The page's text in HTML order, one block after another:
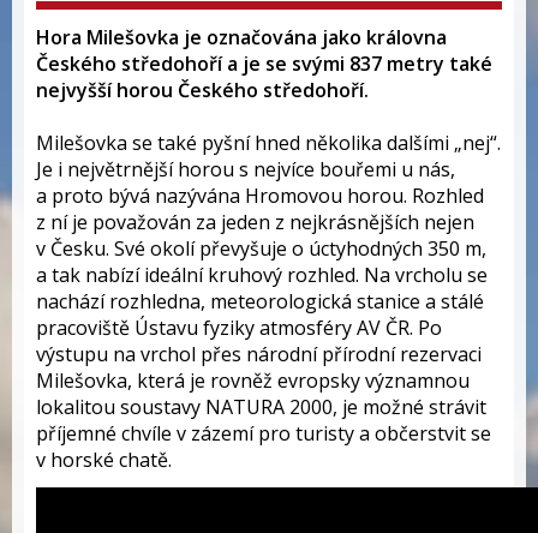
Hora Milešovka je označována jako královna
Českého středohoří a je se svými 837 metry také
nejvyšší horou Českého středohoří.
Milešovka se také pyšní hned několika dalšími „nej“.
Je i největrnější horou s nejvíce bouřemi u nás,
a proto bývá nazývána Hromovou horou. Rozhled
z ní je považován za jeden z nejkrásnějších nejen
v Česku. Své okolí převyšuje o úctyhodných 350 m,
a tak nabízí ideální kruhový rozhled. Na vrcholu se
nachází rozhledna, meteorologická stanice a stálé
pracoviště Ústavu fyziky atmosféry AV ČR. Po
výstupu na vrchol přes národní přírodní rezervaci
Milešovka, která je rovněž evropsky významnou
lokalitou soustavy NATURA 2000, je možné strávit
příjemné chvíle v zázemí pro turisty a občerstvit se
v horské chatě.